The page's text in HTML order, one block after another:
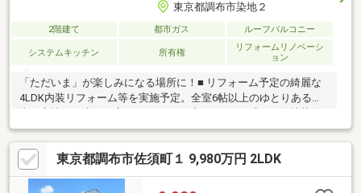
東京都調布市染地２
2階建て 都市ガス ルーフバルコニー
システムキッチン 所有権
リフォームリノベーシ
ョン
「ただいま」が楽しみになる場所に！■ リフォーム予定の綺麗な
4LDK内装リフォーム等を実施予定。全室6帖以上のゆとりある室
地奥まった敷地のため外からの視線が届きにくく、プライバシー
と安全性が保たれます 。■緑豊かな充実の子育て環境公園徒歩3分
、小中学校も徒歩7分圏内 。スーパー等も近く生活便利です 。 ▼
この街と歩んで30年▼家だけでなく「この街でのまいにち」をご
提案します。街の素顔を正直にお伝えしますので、予算や将来の
東京都調布市佐須町１ 9,980万円 2LDK